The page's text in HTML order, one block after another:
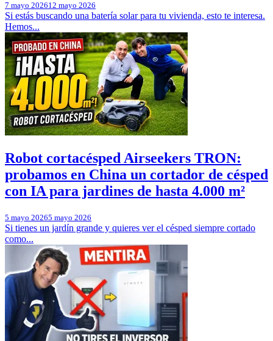
7 mayo 202612 mayo 2026
Si estás buscando una batería solar para tu vivienda, esto te interesa.
Hemos...
Robot cortacésped Airseekers TRON:
probamos en China un cortador de césped
con IA para jardines de hasta 4.000 m²
5 mayo 20265 mayo 2026
Si tienes un jardín grande y quieres ver el césped siempre cortado
como...